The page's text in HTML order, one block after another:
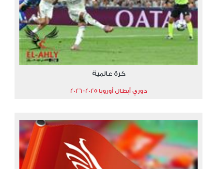
كرة عالمية
دوري أبطال أوروبا 2025-2026